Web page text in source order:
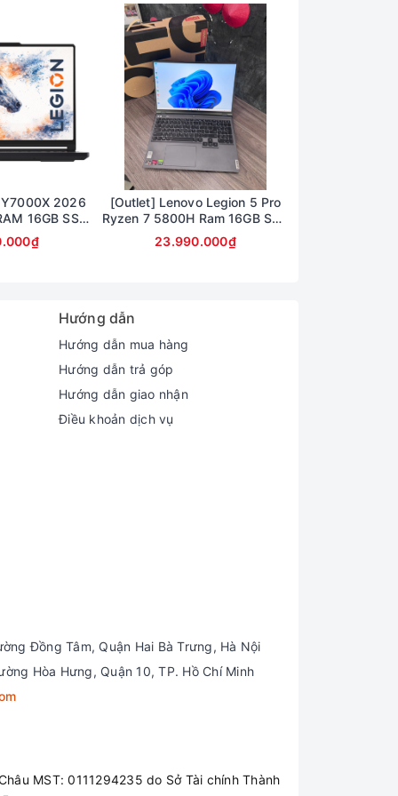
số quét cao lên đến 240Hz giúp
góc nhìn rộng và màu sắc chính xác,
2026
16GB SSD
Màn hình
165Hz
[Outlet] Lenovo Legion 5 Pro
Ryzen 7 5800H Ram 16GB SSD
512TB Card RTX 3060 6G Màn
16inch 2,5K 165Hz
23.990.000₫
Hướng dẫn
Hướng dẫn mua hàng
Hướng dẫn trả góp
Hướng dẫn giao nhận
Điều khoản dịch vụ
Đồng Tâm, Quận Hai Bà Trưng, Hà Nội
Hòa Hưng, Quận 10, TP. Hồ Chí Minh
MST: 0111294235 do Sở Tài chính Thành